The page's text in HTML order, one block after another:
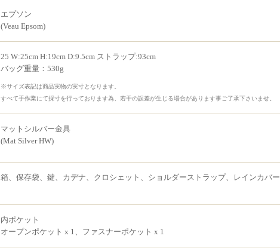
エプソン
(Veau Epsom)
25 W:25cm H:19cm D:9.5cm ストラップ:93cm
バッグ重量：530g
※サイズ表記は商品実物の実寸となります。
すべて手作業にて採寸を行っております為、若干の誤差が生じる場合があります事ご了承下さいませ。
マットシルバー金具
(Mat Silver HW)
箱、保存袋、鍵、カデナ、クロシェット、ショルダーストラップ、レインカバー
内ポケット
オープンポケット x 1、ファスナーポケット x 1